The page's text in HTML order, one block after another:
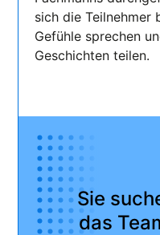
sich die Teilnehmer
Gefühle sprechen
Geschichten teilen.
Sie
das